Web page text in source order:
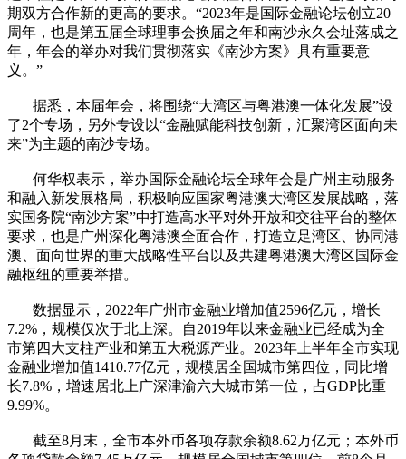
期双方合作新的更高的要求。“2023年是国际金融论坛创立20
周年，也是第五届全球理事会换届之年和南沙永久会址落成之
年，年会的举办对我们贯彻落实《南沙方案》具有重要意
义。”
据悉，本届年会，将围绕“大湾区与粤港澳一体化发展”设
了2个专场，另外专设以“金融赋能科技创新，汇聚湾区面向未
来”为主题的南沙专场。
何华权表示，举办国际金融论坛全球年会是广州主动服务
和融入新发展格局，积极响应国家粤港澳大湾区发展战略，落
实国务院“南沙方案”中打造高水平对外开放和交往平台的整体
要求，也是广州深化粤港澳全面合作，打造立足湾区、协同港
澳、面向世界的重大战略性平台以及共建粤港澳大湾区国际金
融枢纽的重要举措。
数据显示，2022年广州市金融业增加值2596亿元，增长
7.2%，规模仅次于北上深。自2019年以来金融业已经成为全
市第四大支柱产业和第五大税源产业。2023年上半年全市实现
金融业增加值1410.77亿元，规模居全国城市第四位，同比增
长7.8%，增速居北上广深津渝六大城市第一位，占GDP比重
9.99%。
截至8月末，全市本外币各项存款余额8.62万亿元；本外币